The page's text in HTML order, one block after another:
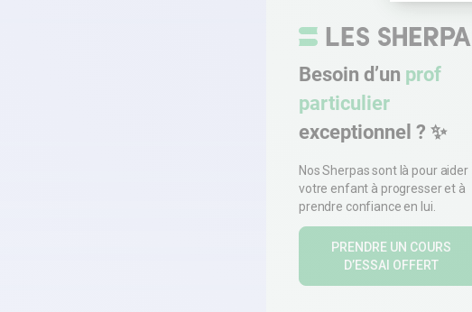
Besoin d’un prof
particulier
exceptionnel ? ✨
Nos Sherpas sont là pour aider
votre enfant à progresser et à
prendre confiance en lui.
PRENDRE UN COURS
D’ESSAI OFFERT